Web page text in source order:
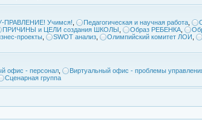
ПРАВЛЕНИЕ! Учимся! Педагогическая и научная работа
ПРИЧИНЫ и ЦЕЛИ создания ШКОЛЫ Образ РЕБЕНКА
проекты SWOT анализ Олимпийский комитет ЛОИ
офис - персонал Виртуальный офис - проблемы
Сценарная группа